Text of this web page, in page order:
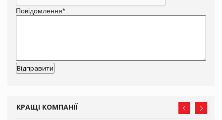
Повідомлення*
КРАЩІ КОМПАНІЇ